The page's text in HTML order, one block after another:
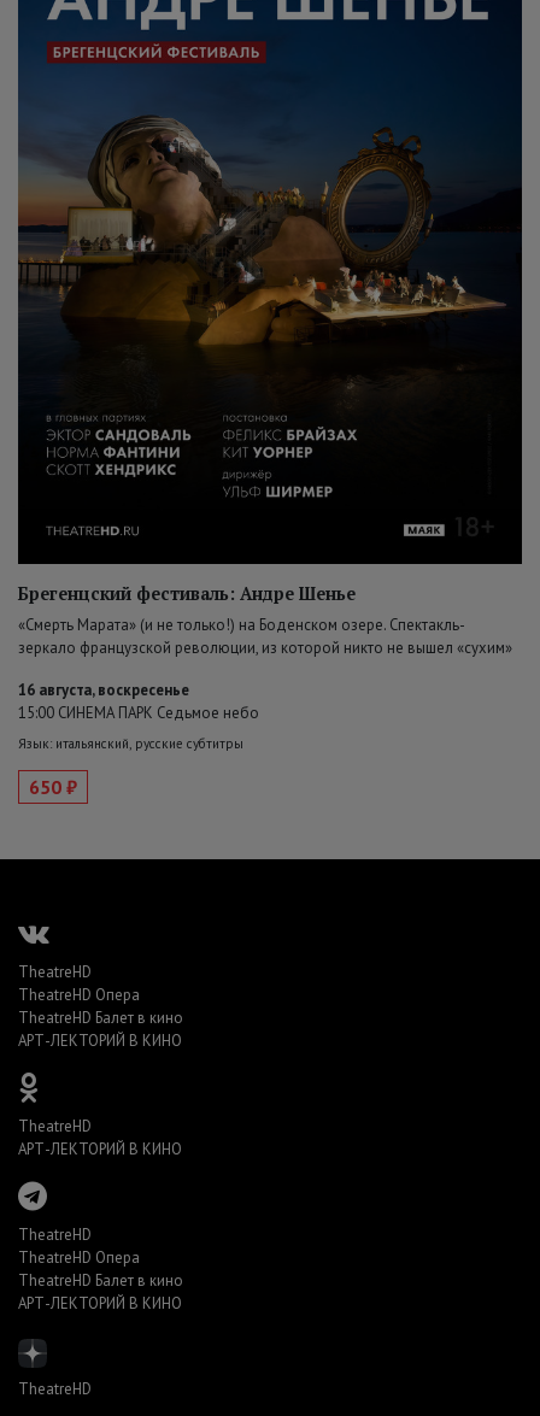
Брегенцский фестиваль: Андре Шенье
«Смерть Марата» (и не только!) на Боденском озере. Спектакль-
зеркало французской революции, из которой никто не вышел «сухим»
16 августа, воскресенье
15:00 СИНЕМА ПАРК Седьмое небо
Язык: итальянский, русские субтитры
650 ₽
TheatreHD
TheatreHD Опера
TheatreHD Балет в кино
АРТ-ЛЕКТОРИЙ В КИНО
TheatreHD
АРТ-ЛЕКТОРИЙ В КИНО
TheatreHD
TheatreHD Опера
TheatreHD Балет в кино
АРТ-ЛЕКТОРИЙ В КИНО
TheatreHD